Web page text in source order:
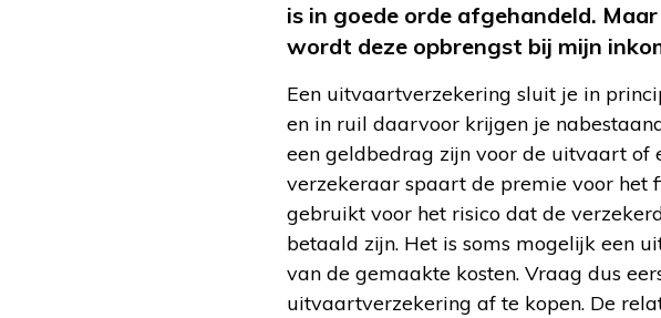
is in goede orde afgehandeld.
wordt deze opbrengst bij mijn
Een uitvaartverzekering sluit je in
en in ruil daarvoor krijgen je
een geldbedrag zijn voor de uitvaart
verzekeraar spaart de premie voor het
gebruikt voor het risico dat de
betaald zijn. Het is soms mogelijk een
van de gemaakte kosten. Vraag dus
uitvaartverzekering af te kopen. De